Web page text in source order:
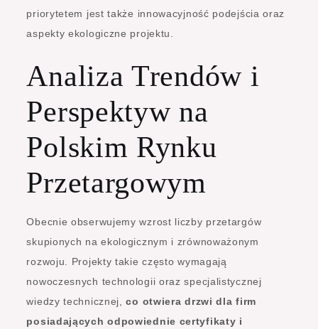
priorytetem jest także innowacyjność podejścia oraz
aspekty ekologiczne projektu.
Analiza Trendów i
Perspektyw na
Polskim Rynku
Przetargowym
Obecnie obserwujemy wzrost liczby przetargów
skupionych na ekologicznym i zrównoważonym
rozwoju. Projekty takie często wymagają
nowoczesnych technologii oraz specjalistycznej
wiedzy technicznej,
co otwiera drzwi dla firm
posiadających odpowiednie certyfikaty i